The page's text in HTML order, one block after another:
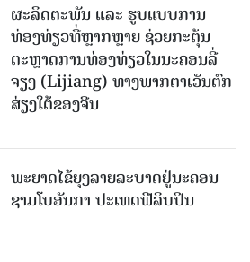
ຜະລິດຕະພັນ ແລະ ຮູບແບບການ
ທ່ອງທ່ຽວທີ່ຫຼາກຫຼາຍ ຊ່ວຍກະຕຸ້ນ
ຕະຫຼາດການທ່ອງທ່ຽວໃນນະຄອນລີ່
ຈຽງ (Lijiang) ທາງພາກຕາເວັນຕົກ
ສ່ຽງໃຕ້ຂອງຈີນ
ພະຍາດໄຂ້ຍຸງລາຍລະບາດຢູ່ນະຄອນ
ຊາມໂບ​ອັນກາ ປະເທດຟີລິບປິນ